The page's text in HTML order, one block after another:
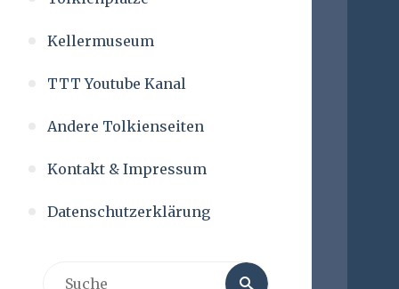
Kellermuseum
TTT Youtube Kanal
Andere Tolkienseiten
Kontakt & Impressum
Datenschutzerklärung